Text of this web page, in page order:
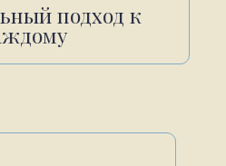
подход к